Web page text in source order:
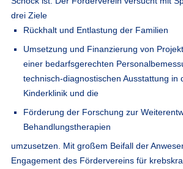
drei Ziele
Rückhalt und Entlastung der Familien
Umsetzung und Finanzierung von
einer bedarfsgerechten
technisch-diagnostischen Ausstattung in
Kinderklinik und die
Förderung der Forschung zur
Behandlungstherapien
umzusetzen. Mit großem Beifall der
Engagement des Fördervereins für